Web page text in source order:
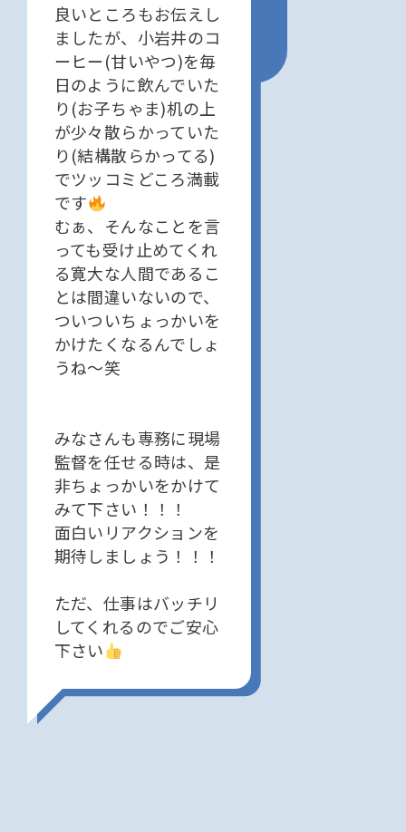
良いところもお伝えし
ましたが、小岩井のコ
ーヒー(甘いやつ)を毎
日のように飲んでいた
り(お子ちゃま)机の上
が少々散らかっていた
り(結構散らかってる)
でツッコミどころ満載
です
むぁ、そんなことを言
っても受け止めてくれ
る寛大な人間であるこ
とは間違いないので、
ついついちょっかいを
かけたくなるんでしょ
うね〜笑
みなさんも専務に現場
監督を任せる時は、是
非ちょっかいをかけて
みて下さい！！！
面白いリアクションを
期待しましょう！！！
ただ、仕事はバッチリ
してくれるのでご安心
下さい